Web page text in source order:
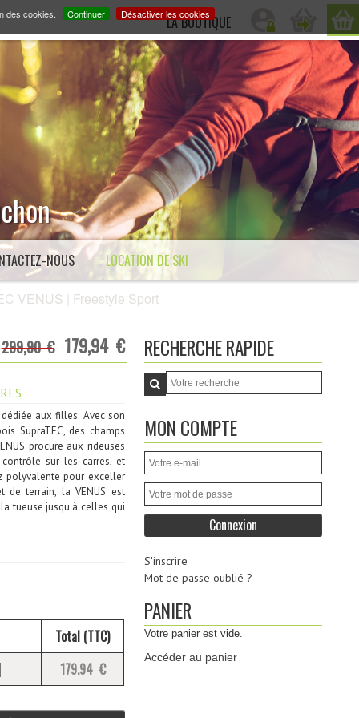
des cookies. Continuer Désactiver les cookies
LA BOUTIQUE
NOUS LOCATION DE SKI
VENUS | Freestyle Sport
299,90 € 179,94 €
aux filles. Avec son
SupraTEC, des champs
procure aux rideuses
sur les carres, et
polyvalente pour exceller
terrain, la VENUS est
tueuse jusqu'à celles qui
Total (TTC)
179.94 €
RECHERCHE RAPIDE
MON COMPTE
S'inscrire
Mot de passe oublié ?
PANIER
Votre panier est vide.
Accéder au panier